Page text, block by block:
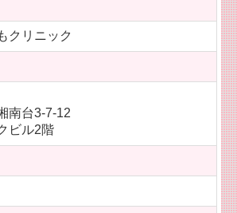
クリニック
南台3-7-12
ビル2階